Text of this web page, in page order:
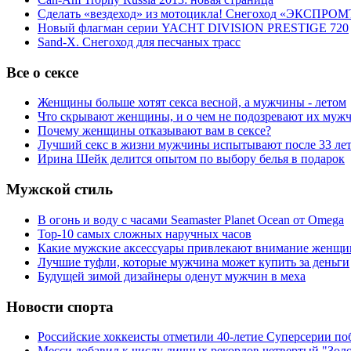
Сделать «вездеход» из мотоцикла! Снегоход
Новый флагман серии YACHT DIVISION PRESTIGE 720
Sand-X. Снегоход для песчаных трасс
Все о сексе
Женщины больше хотят секса весной, а мужчины - летом
Что скрывают женщины, и о чем не подозревают их
Почему женщины отказывают вам в сексе?
Лучший секс в жизни мужчины испытывают после 33 лет
Ирина Шейк делится опытом по выбору белья в подарок
Мужской стиль
В огонь и воду с часами Seamaster Planet Ocean от Omega
Top-10 самых сложных наручных часов
Какие мужские аксессуары привлекают внимание
Лучшие туфли, которые мужчина может купить за деньги
Будущей зимой дизайнеры оденут мужчин в меха
Новости спорта
Российские хоккеисты отметили 40-летие Суперсерии